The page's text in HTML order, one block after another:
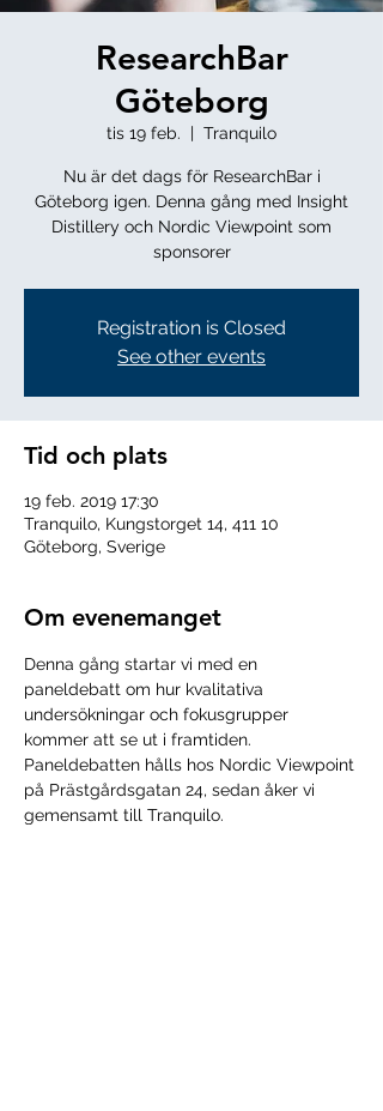
ResearchBar
Göteborg
tis 19 feb.
  |
Tranquilo
Nu är det dags för ResearchBar i
Göteborg igen. Denna gång med Insight
Distillery och Nordic Viewpoint som
sponsorer
Registration is Closed
See other events
Tid och plats
19 feb. 2019 17:30
Tranquilo, Kungstorget 14, 411 10
Göteborg, Sverige
Om evenemanget
Denna gång startar vi med en
paneldebatt om hur kvalitativa
undersökningar och fokusgrupper
kommer att se ut i framtiden.
Paneldebatten hålls hos Nordic Viewpoint
på Prästgårdsgatan 24, sedan åker vi
gemensamt till Tranquilo.